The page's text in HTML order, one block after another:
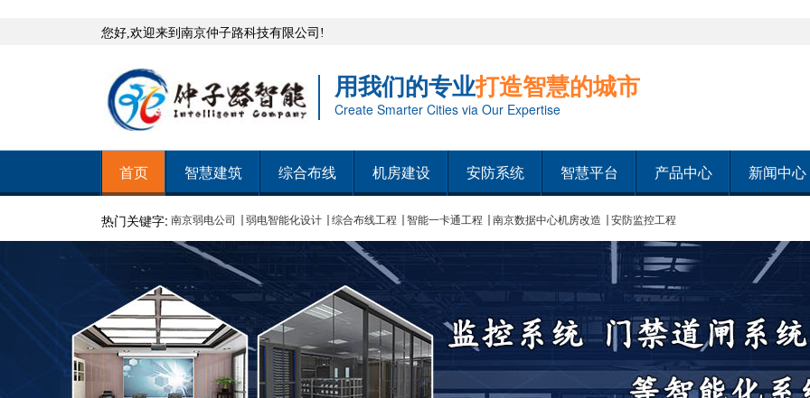
您好,欢迎来到南京仲子路科技有限公司!
用我们的专业打造智慧的城市
Create Smarter Cities via Our Expertise
首页 智慧建筑 综合布线 机房建设 安防系统 智慧平台 产品中心 新闻中心
热门关键字: 南京弱电公司 弱电智能化设计 综合布线工程 智能一卡通工程 南京数据中心机房改造 安防监控工程